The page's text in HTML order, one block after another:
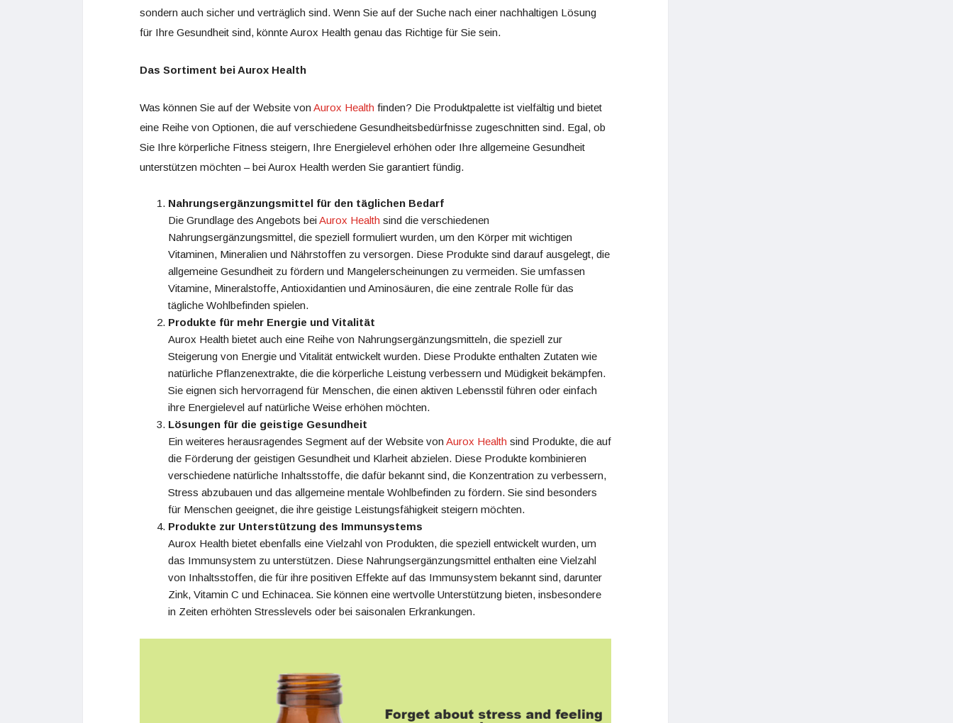
sondern auch sicher und verträglich sind. Wenn Sie auf der Suche nach einer nachhaltigen Lösung
für Ihre Gesundheit sind, könnte Aurox Health genau das Richtige für Sie sein.
Das Sortiment bei Aurox Health
Was können Sie auf der Website von Aurox Health finden? Die Produktpalette ist vielfältig und bietet
eine Reihe von Optionen, die auf verschiedene Gesundheitsbedürfnisse zugeschnitten sind. Egal, ob
Sie Ihre körperliche Fitness steigern, Ihre Energielevel erhöhen oder Ihre allgemeine Gesundheit
unterstützen möchten – bei Aurox Health werden Sie garantiert fündig.
Nahrungsergänzungsmittel für den täglichen Bedarf
Die Grundlage des Angebots beiAurox Health sind die verschiedenen
Nahrungsergänzungsmittel, die speziell formuliert wurden, um den Körper mit wichtigen
Vitaminen, Mineralien und Nährstoffen zu versorgen. Diese Produkte sind darauf ausgelegt, die
allgemeine Gesundheit zu fördern und Mangelerscheinungen zu vermeiden. Sie umfassen
Vitamine, Mineralstoffe, Antioxidantien und Aminosäuren, die eine zentrale Rolle für das
tägliche Wohlbefinden spielen.
Produkte für mehr Energie und Vitalität
Aurox Health bietet auch eine Reihe von Nahrungsergänzungsmitteln, die speziell zur
Steigerung von Energie und Vitalität entwickelt wurden. Diese Produkte enthalten Zutaten wie
natürliche Pflanzenextrakte, die die körperliche Leistung verbessern und Müdigkeit bekämpfen.
Sie eignen sich hervorragend für Menschen, die einen aktiven Lebensstil führen oder einfach
ihre Energielevel auf natürliche Weise erhöhen möchten.
Lösungen für die geistige Gesundheit
Ein weiteres herausragendes Segment auf der Website von Aurox Health sind Produkte, die auf
die Förderung der geistigen Gesundheit und Klarheit abzielen. Diese Produkte kombinieren
verschiedene natürliche Inhaltsstoffe, die dafür bekannt sind, die Konzentration zu verbessern,
Stress abzubauen und das allgemeine mentale Wohlbefinden zu fördern. Sie sind besonders
für Menschen geeignet, die ihre geistige Leistungsfähigkeit steigern möchten.
Produkte zur Unterstützung des Immunsystems
Aurox Health bietet ebenfalls eine Vielzahl von Produkten, die speziell entwickelt wurden, um
das Immunsystem zu unterstützen. Diese Nahrungsergänzungsmittel enthalten eine Vielzahl
von Inhaltsstoffen, die für ihre positiven Effekte auf das Immunsystem bekannt sind, darunter
Zink, Vitamin C und Echinacea. Sie können eine wertvolle Unterstützung bieten, insbesondere
in Zeiten erhöhten Stresslevels oder bei saisonalen Erkrankungen.